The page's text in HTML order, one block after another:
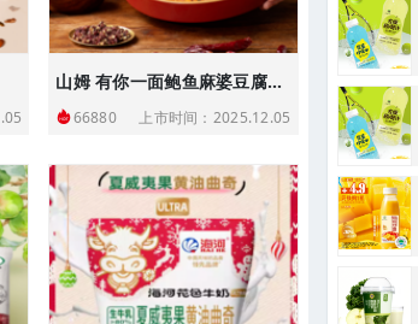
山姆 有你一面鲍鱼麻婆豆腐拌面
66880 上市时间：2025.12.05